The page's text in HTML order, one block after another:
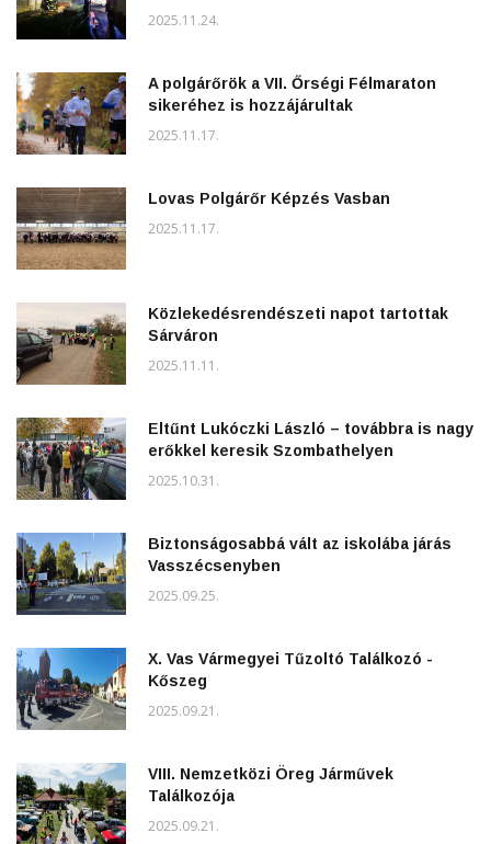
2025.11.24.
A polgárőrök a VII. Őrségi Félmaraton
sikeréhez is hozzájárultak
2025.11.17.
Lovas Polgárőr Képzés Vasban
2025.11.17.
Közlekedésrendészeti napot tartottak
Sárváron
2025.11.11.
Eltűnt Lukóczki László – továbbra is nagy
erőkkel keresik Szombathelyen
2025.10.31.
Biztonságosabbá vált az iskolába járás
Vasszécsenyben
2025.09.25.
X. Vas Vármegyei Tűzoltó Találkozó -
Kőszeg
2025.09.21.
VIII. Nemzetközi Öreg Járművek
Találkozója
2025.09.21.